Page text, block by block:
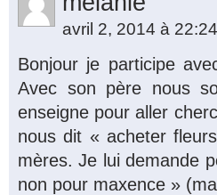
avril 2, 2014 à 22:24
Bonjour je participe
Avec son père nous
enseigne pour aller
nous dit « acheter
mères. Je lui demande
non pour maxence »